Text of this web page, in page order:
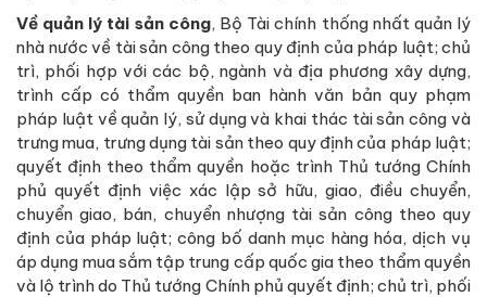
Về quản lý tài sản công, Bộ Tài chính thống nhất quản lý
nhà nước về tài sản công theo quy định của pháp luật; chủ
trì, phối hợp với các bộ, ngành và địa phương xây dựng,
trình cấp có thẩm quyền ban hành văn bản quy phạm
pháp luật về quản lý, sử dụng và khai thác tài sản công và
trưng mua, trưng dụng tài sản theo quy định của pháp luật;
quyết định theo thẩm quyền hoặc trình Thủ tướng Chính
phủ quyết định việc xác lập sở hữu, giao, điều chuyển,
chuyển giao, bán, chuyển nhượng tài sản công theo quy
định của pháp luật; công bố danh mục hàng hóa, dịch vụ
áp dụng mua sắm tập trung cấp quốc gia theo thẩm quyền
và lộ trình do Thủ tướng Chính phủ quyết định; chủ trì, phối